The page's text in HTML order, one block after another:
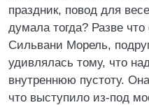
праздник, повод для
думала тогда? Разве
Сильвани Морель,
удивлялась тому, что
внутреннюю пустоту.
что выступило из-под